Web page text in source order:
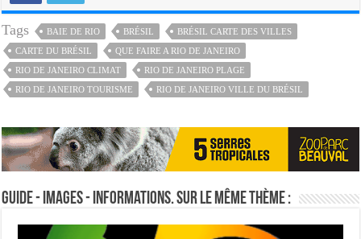
Tags BAIE DE RIO BRÉSIL
BRÉSIL CARTE DES VILLES
CARTE DU BRÉSIL
QUE FAIRE A RIO DE JANEIRO
RIO DE JANEIRO CLIMAT
RIO DE JANEIRO PLAGE
RIO DE JANEIRO TOURISME
RIO DE JANEIRO VILLE DU BRÉSIL
Guide - Images - Informations. Sur le même thème :